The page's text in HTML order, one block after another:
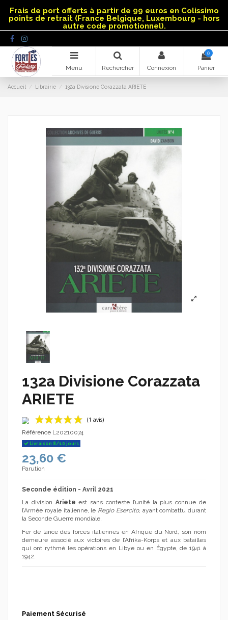
Frais de port offerts à partir de 99 euros en Colissimo
points de retrait (France Belgique, Luxembourg - hors
autre code promotionnel).
Menu Rechercher Connexion
0
Panier
Accueil Librairie 132a Divisione Corazzata ARIETE
132a Divisione Corazzata
ARIETE
(1 avis)
Référence L20210074
Livraison 8/10 jours
23,60 €
Parution
Seconde édition - Avril 2021
La division Ariete est sans conteste l’unité la plus connue de
l’Armée royale italienne, le Regio Esercito, ayant combattu durant
la Seconde Guerre mondiale.
Fer de lance des forces italiennes en Afrique du Nord, son nom
demeure associé aux victoires de l’Afrika-Korps et aux batailles
qui ont rythmé les opérations en Libye ou en Égypte, de 1941 à
1942.
Paiement Sécurisé